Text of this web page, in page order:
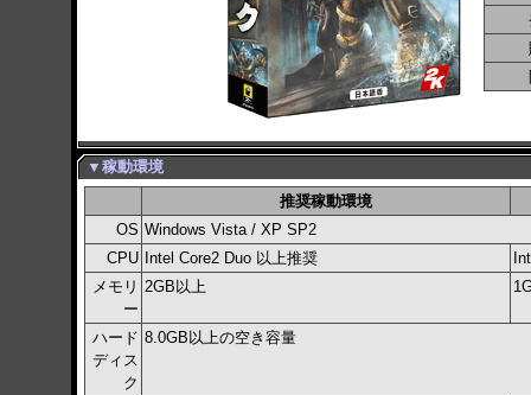
▼稼動環境
推奨稼動環境
OS Windows Vista / XP SP2
CPU Intel Core2 Duo 以上推奨
メモリ
ー
2GB以上
ハード
ディス
ク
8.0GB以上の空き容量